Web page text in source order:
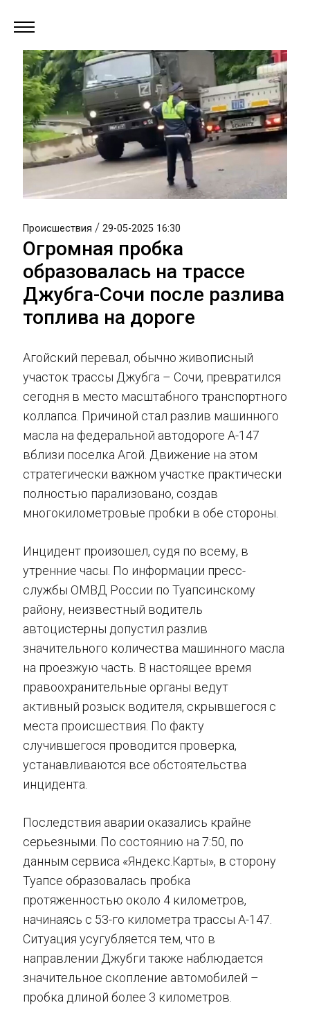
Происшествия / 29-05-2025 16:30
Огромная пробка
образовалась на трассе
Джубга-Сочи после разлива
топлива на дороге
Агойский перевал, обычно живописный
участок трассы Джубга – Сочи, превратился
сегодня в место масштабного транспортного
коллапса. Причиной стал разлив машинного
масла на федеральной автодороге А-147
вблизи поселка Агой. Движение на этом
стратегически важном участке практически
полностью парализовано, создав
многокилометровые пробки в обе стороны.
Инцидент произошел, судя по всему, в
утренние часы. По информации пресс-
службы ОМВД России по Туапсинскому
району, неизвестный водитель
автоцистерны допустил разлив
значительного количества машинного масла
на проезжую часть. В настоящее время
правоохранительные органы ведут
активный розыск водителя, скрывшегося с
места происшествия. По факту
случившегося проводится проверка,
устанавливаются все обстоятельства
инцидента.
Последствия аварии оказались крайне
серьезными. По состоянию на 7:50, по
данным сервиса «Яндекс.Карты», в сторону
Туапсе образовалась пробка
протяженностью около 4 километров,
начинаясь с 53-го километра трассы А-147.
Ситуация усугубляется тем, что в
направлении Джубги также наблюдается
значительное скопление автомобилей –
пробка длиной более 3 километров.